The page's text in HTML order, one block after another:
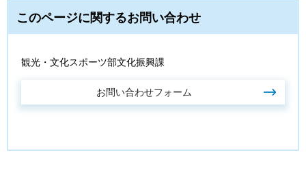
このページに関するお問い合わせ
観光・文化スポーツ部文化振興課